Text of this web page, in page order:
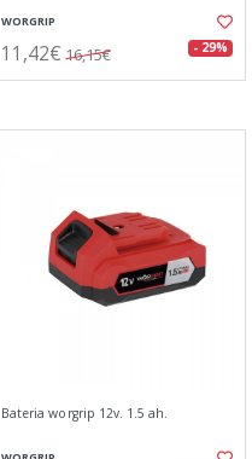
WORGRIP
11,42€ 16,15€ - 29%
Bateria worgrip 12v. 1.5 ah.